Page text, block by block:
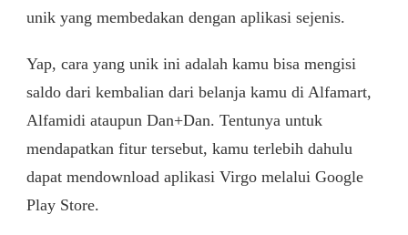
unik yang membedakan dengan aplikasi sejenis.
Yap, cara yang unik ini adalah kamu bisa mengisi
saldo dari kembalian dari belanja kamu di Alfamart,
Alfamidi ataupun Dan+Dan. Tentunya untuk
mendapatkan fitur tersebut, kamu terlebih dahulu
dapat mendownload aplikasi Virgo melalui Google
Play Store.